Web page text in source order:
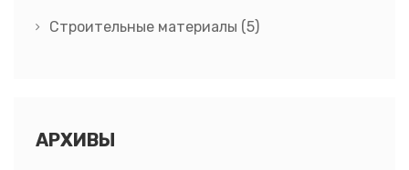
Строительные материалы (5)
АРХИВЫ